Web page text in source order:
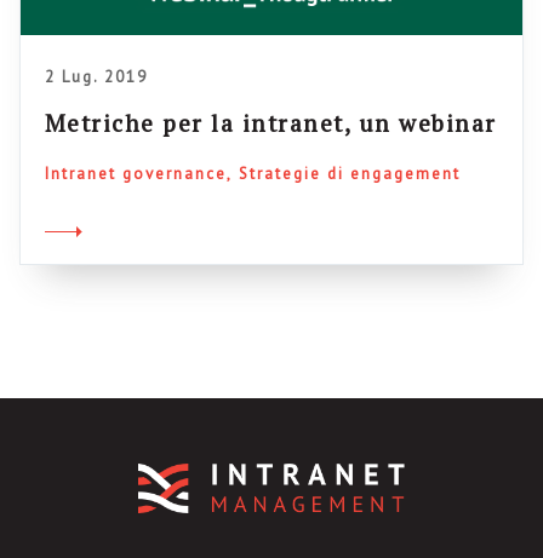
2 Lug. 2019
Metriche per la intranet, un webinar
Intranet governance Strategie di engagement